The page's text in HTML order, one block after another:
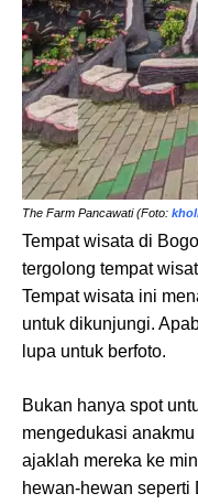
The Farm Pancawati (Foto:
Tempat wisata di
tergolong tempat
Tempat wisata ini
untuk dikunjungi.
lupa untuk berfoto.
Bukan hanya spot
mengedukasi
ajaklah mereka ke
hewan-hewan seperti